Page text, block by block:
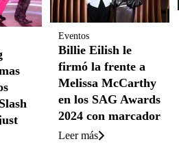
Eventos
Billie Eilish le
firmó la frente a
Melissa McCarthy
en los SAG Awards
2024 con marcador
permanente
Leer más